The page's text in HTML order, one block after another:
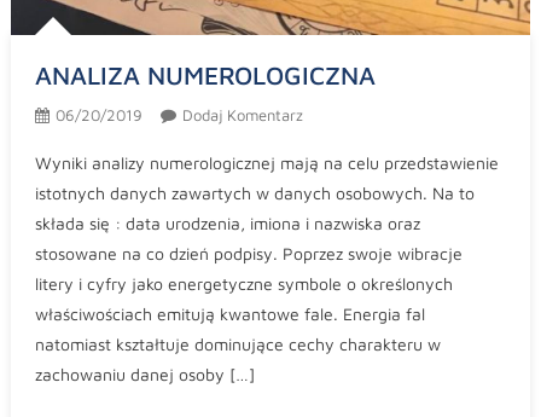
ANALIZA NUMEROLOGICZNA
06/20/2019 Dodaj Komentarz
Wyniki analizy numerologicznej mają na celu przedstawienie
istotnych danych zawartych w danych osobowych. Na to
składa się : data urodzenia, imiona i nazwiska oraz
stosowane na co dzień podpisy. Poprzez swoje wibracje
litery i cyfry jako energetyczne symbole o określonych
właściwościach emitują kwantowe fale. Energia fal
natomiast kształtuje dominujące cechy charakteru w
zachowaniu danej osoby […]